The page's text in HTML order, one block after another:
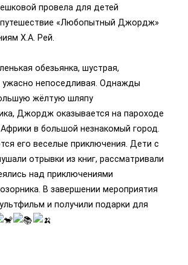
провела для детей
путешествие «Любопытный Джордж»
Х.А. Рей.
обезьянка, шустрая,
непоседливая. Однажды
жёлтую шляпу
Джордж оказывается на пароходе
в большой незнакомый город.
его веселые приключения. Дети с
отрывки из книг, рассматривали
над приключениями
В завершении мероприятия
и получили подарки для